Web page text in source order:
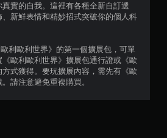
實的自我。這裡有各種全新自訂選
新鮮表情和精妙招式突破你的個人科
利歐利世界》的第一個擴展包，可單
歐利歐利世界》擴展包通行證或《歐
式獲得。要玩擴展內容，需先有《歐
請注意避免重複購買。